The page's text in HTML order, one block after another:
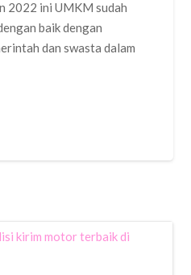
2022 ini UMKM sudah
baik dengan
dan swasta dalam